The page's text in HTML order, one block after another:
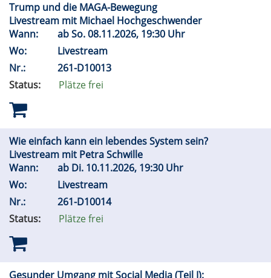
Trump und die MAGA-Bewegung
Livestream mit Michael Hochgeschwender
Wann:
abSo.08.11.2026, 19:30 Uhr
Wo:
Livestream
Nr.:
261-D10013
Status:
Plätze frei
Wie einfach kann ein lebendes System sein?
Livestream mit Petra Schwille
Wann:
ab Di. 10.11.2026, 19:30 Uhr
Wo:
Livestream
Nr.:
261-D10014
Status:
Plätze frei
Gesunder Umgang mit Social Media (Teil I):